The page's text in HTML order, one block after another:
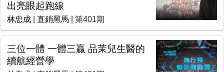
出亮眼起跑線
林忠成 直銷黑馬 | 第401期
三位一體 一體三贏 品茉兒生醫的
續航經營學